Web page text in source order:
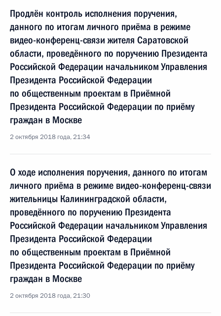
Продлён контроль исполнения поручения,
данного по итогам личного приёма в режиме
видео-конференц-связи жителя Саратовской
области, проведённого по поручению Президента
Российской Федерации начальником Управления
Президента Российской Федерации
по общественным проектам в Приёмной
Президента Российской Федерации по приёму
граждан в Москве
2 октября 2018 года, 21:34
О ходе исполнения поручения, данного по итогам
личного приёма в режиме видео-конференц-связи
жительницы Калининградской области,
проведённого по поручению Президента
Российской Федерации начальником Управления
Президента Российской Федерации
по общественным проектам в Приёмной
Президента Российской Федерации по приёму
граждан в Москве
2 октября 2018 года, 21:30